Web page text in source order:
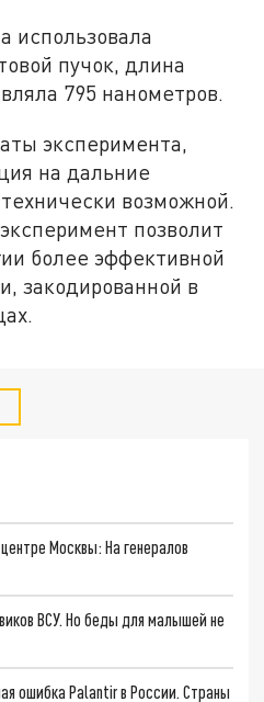
использовала
пучок, длина
795 нанометров.
эксперимента,
на дальние
возможной.
позволит
более эффективной
закодированной в
Москвы: На генералов
ВСУ. Но беды для малышей не
ошибка Palantir в России. Страны